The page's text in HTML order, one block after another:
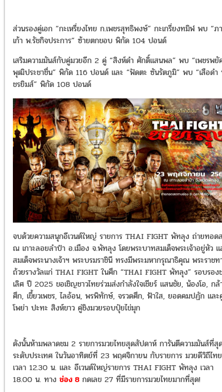
ส่วนรองคู่เอก “กะเหรี่ยงไทย ก.เพชรสุทธิพงษ์” กะเกรี่ยงทมิฬ พบ “ภ
เก้า พ.รัชกิจประการ” ซ้ายตกขอบ พิกัด 104 ปอนด์
เสริมความมันส์กับคู่มวยอีก 2 คู่ “สิงห์ดำ ศักดิ์แสนพล” พบ “เพชรพยั
พุฒิประชาชื่น” พิกัด 116 ปอนด์ และ “ฟัดตะ ซันรัตภูมิ” พบ “เสือดำ
ชรยิมส์” พิกัด 108 ปอนด์
จบด้วยความสนุกอีเวนต์ใหญ่ รายการ THAI FIGHT พัทลุง ถ่ายทอด
ณ เกาะลอยลำปำ อ.เมือง จ.พัทลุง โดยพระบาทสมเด็จพระเจ้าอยู่หัว แ
สมเด็จพระนางเจ้าฯ พระบรมราชินี ทรงมีพระมหากรุณาธิคุณ พระราชท
ถ้วยรางวัลแก่ THAI FIGHT ในศึก “THAI FIGHT พัทลุง” รอบรอง
เลิศ ปี 2025 ขอเชิญชาวไทยร่วมส่งกำลังใจเชียร์ แสนชัย, น้องโอ, กล้
ศึก, เขี้ยวเพชร, ไลอ้อน, พรพิทักษ์, จรวดศึก, ฟ้าใส, ยอดคมปฏัก และ
โพย่า ปะทะ สิงห์ขาว คู่ชิงมวยรอบปุ๋ยไข่มุก
ดังนั้นห้ามพลาดชม 2 รายการมวยไทยสุดสัปดาห์ การันตีความมันส์ที่สุ
ระดับประเทศ ในวันอาทิตย์ที่ 23 พฤศจิกายน กับรายการ มวยดีวิถีไทย
เวลา 12.30 น. และ อีเวนต์ใหญ่รายการ THAI FIGHT พัทลุง เวลา
18.00 น. ทาง ช่อง 8 กดเลข 27 ที่มีรายการมวยไทยมากที่สุด!